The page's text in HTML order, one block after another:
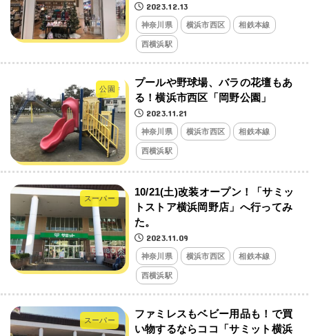
2023.12.13
神奈川県 横浜市西区 相鉄本線
西横浜駅
公園
プールや野球場、バラの花壇もあ
る！横浜市西区「岡野公園」
2023.11.21
神奈川県 横浜市西区 相鉄本線
西横浜駅
スーパー
10/21(土)改装オープン！「サミッ
トストア横浜岡野店」へ行ってみ
た。
2023.11.09
神奈川県 横浜市西区 相鉄本線
西横浜駅
スーパー
ファミレスもベビー用品も！で買
い物するならココ「サミット横浜